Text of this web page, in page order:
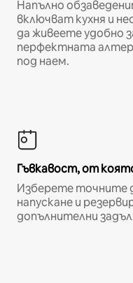
Напълно
включват кухня и
да живеете удобно
перфектната
под наем.
Гъвкавост, от
Изберете точните
напускане и
допълнителни